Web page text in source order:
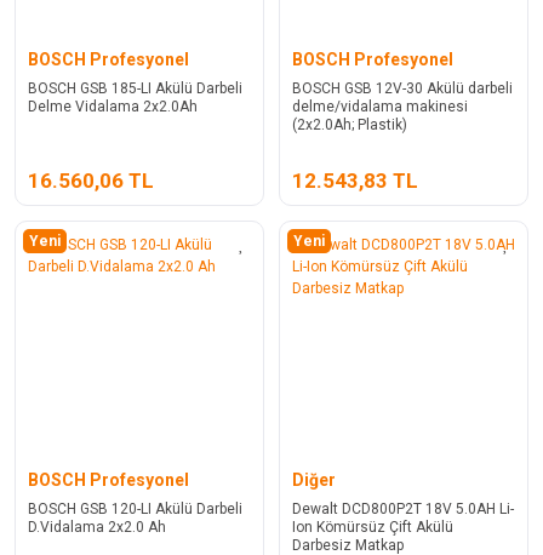
BOSCH Profesyonel
BOSCH GSB 185-LI Akülü Darbeli
Delme Vidalama 2x2.0Ah
16.560,06 TL
BOSCH Profesyonel
BOSCH GSB 12V-30 Akülü darbeli
delme/vidalama makinesi
(2x2.0Ah; Plastik)
12.543,83 TL
Yeni
BOSCH Profesyonel
BOSCH GSB 120-LI Akülü Darbeli
D.Vidalama 2x2.0 Ah
Yeni
Diğer
Dewalt DCD800P2T 18V 5.0AH Li-
Ion Kömürsüz Çift Akülü
Darbesiz Matkap